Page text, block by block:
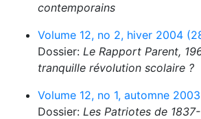
contemporains
Volume 12, no 2, hiver 2004
Dossier: Le Rapport Parent,
tranquille révolution scolaire ?
Volume 12, no 1, automne
Dossier: Les Patriotes de